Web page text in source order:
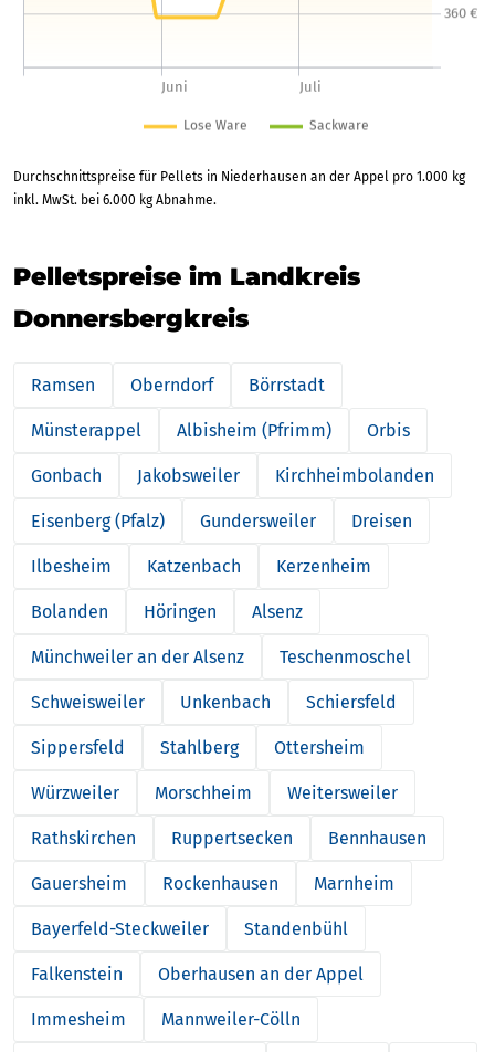
Durchschnittspreise für Pellets in Niederhausen an der Appel pro 1.000 kg
inkl. MwSt. bei 6.000 kg Abnahme.
Pelletspreise im Landkreis
Donnersbergkreis
Ramsen Oberndorf Börrstadt
Münsterappel Albisheim (Pfrimm) Orbis
Gonbach Jakobsweiler Kirchheimbolanden
Eisenberg (Pfalz) Gundersweiler Dreisen
Ilbesheim Katzenbach Kerzenheim
Bolanden Höringen Alsenz
Münchweiler an der Alsenz Teschenmoschel
Schweisweiler Unkenbach Schiersfeld
Sippersfeld Stahlberg Ottersheim
Würzweiler Morschheim Weitersweiler
Rathskirchen Ruppertsecken Bennhausen
Gauersheim Rockenhausen Marnheim
Bayerfeld-Steckweiler Standenbühl
Falkenstein Oberhausen an der Appel
Immesheim Mannweiler-Cölln